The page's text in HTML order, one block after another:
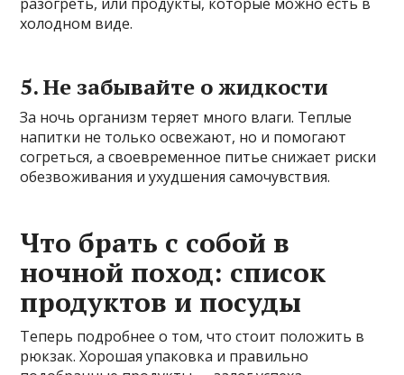
холодном виде.
5. Не забывайте о жидкости
За ночь организм теряет много влаги. Теплые
напитки не только освежают, но и помогают
согреться, а своевременное питье снижает риски
обезвоживания и ухудшения самочувствия.
Что брать с собой в
ночной поход: список
продуктов и посуды
Теперь подробнее о том, что стоит положить в
рюкзак. Хорошая упаковка и правильно